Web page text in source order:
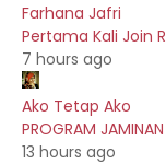
Farhana Jafri
Pertama Kali Join
7 hours ago
Ako Tetap Ako
PROGRAM
13 hours ago